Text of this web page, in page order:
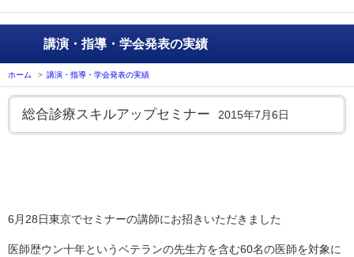
講演・指導・学会発表の実績
ホーム > 講演・指導・学会発表の実績
総合診療スキルアップセミナー 2015年7月6日
6月28日東京でセミナーの講師にお招きいただきました
医師歴ウン十年というベテランの先生方を含む60名の医師を対象に